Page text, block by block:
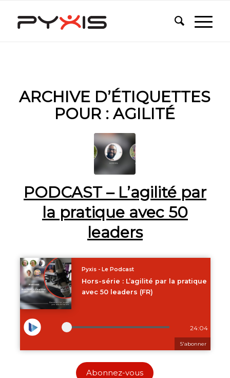
ARCHIVE D’ÉTIQUETTES
POUR :AGILITÉ
PODCAST – L’agilité par
la pratique avec 50
leaders
Abonnez-vous